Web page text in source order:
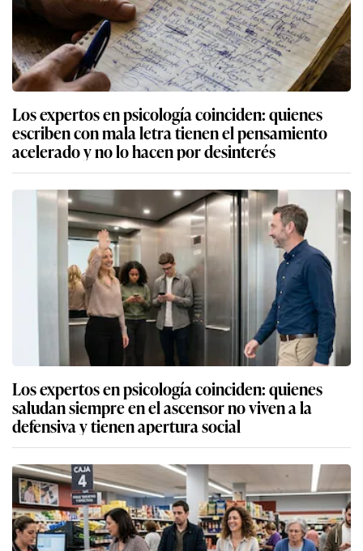
Los expertos en psicología coinciden: quienes
escriben con mala letra tienen el pensamiento
acelerado y no lo hacen por desinterés
Los expertos en psicología coinciden: quienes
saludan siempre en el ascensor no viven a la
defensiva y tienen apertura social